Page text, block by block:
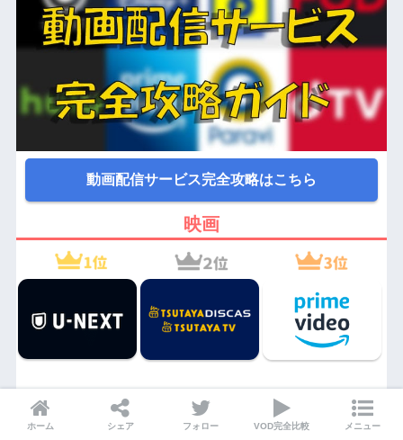
動画配信サービス完全攻略はこちら
映画
国内ドラマ
ホーム シェア フォロー VOD完全比較 メニュー